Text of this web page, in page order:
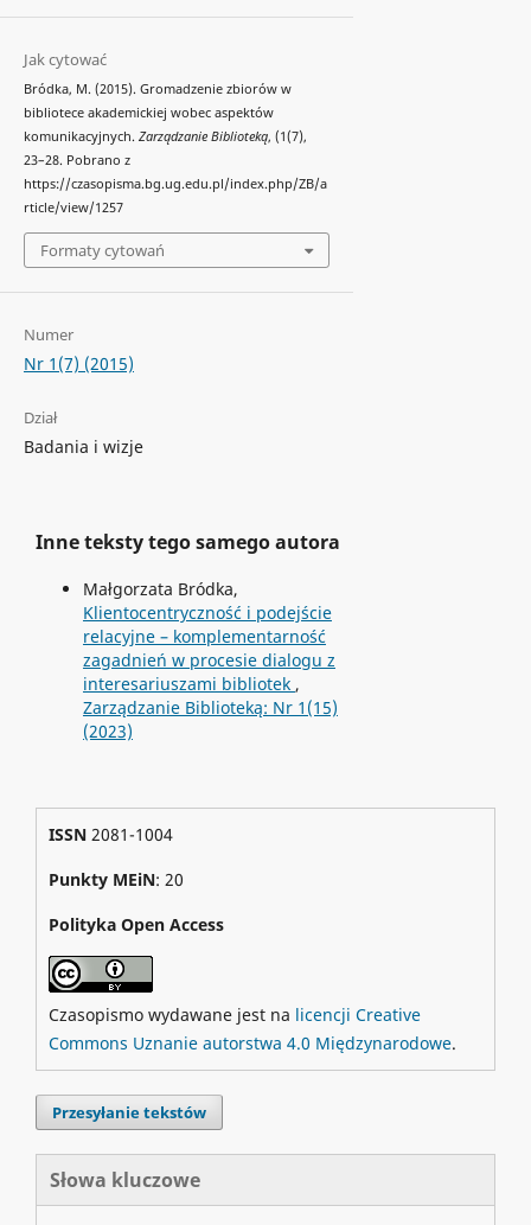
Jak cytować
Bródka, M. (2015). Gromadzenie zbiorów w
bibliotece akademickiej wobec aspektów
komunikacyjnych. Zarządzanie Biblioteką, (1(7),
23–28. Pobrano z
https://czasopisma.bg.ug.edu.pl/index.php/ZB/a
rticle/view/1257
Formaty cytowań
Numer
Nr 1(7) (2015)
Dział
Badania i wizje
Inne teksty tego samego autora
Małgorzata Bródka,
Klientocentryczność i podejście
relacyjne – komplementarność
zagadnień w procesie dialogu z
interesariuszami bibliotek ,
Zarządzanie Biblioteką: Nr 1(15)
(2023)
ISSN2081-1004
Punkty MEiN: 20
Polityka Open Access
Czasopismo wydawane jest na licencji Creative
Commons Uznanie autorstwa 4.0 Międzynarodowe.
Przesyłanie tekstów
Słowa kluczowe